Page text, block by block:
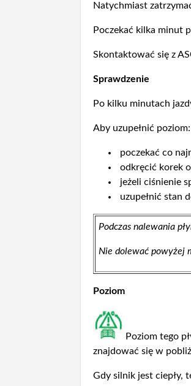
Natychmiast
Poczekać kilka minut
Skontaktować się z
Sprawdzenie
Po kilku minutach
Aby uzupełnić poziom:
poczekać co
odkręcić korek
jeżeli ciśnienie
uzupełnić stan
Podczas nalewania
Nie dolewać powyżej
Poziom
Poziom tego
znajdować się w
Gdy silnik jest ciepły,